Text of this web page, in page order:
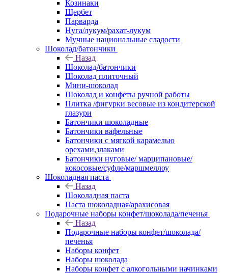
Козинаки
Щербет
Парварда
Нуга/лукум/рахат-лукум
Мучные национальные сладости
Шоколад/батончики
Назад
Шоколад/батончики
Шоколад плиточный
Мини-шоколад
Шоколад и конфеты ручной работы
Плитка /фигурки весовые из кондитерской
глазури
Батончики шоколадные
Батончики вафельные
Батончики с мягкой карамелью
орехами,злаками
Батончики нуговые/ марципановые/
кокосовые/суфле/маршмеллоу
Шоколадная паста
Назад
Шоколадная паста
Паста шоколадная/арахисовая
Подарочные наборы конфет/шоколада/печенья
Назад
Подарочные наборы конфет/шоколада/
печенья
Наборы конфет
Наборы шоколада
Наборы конфет с алкогольными начинками